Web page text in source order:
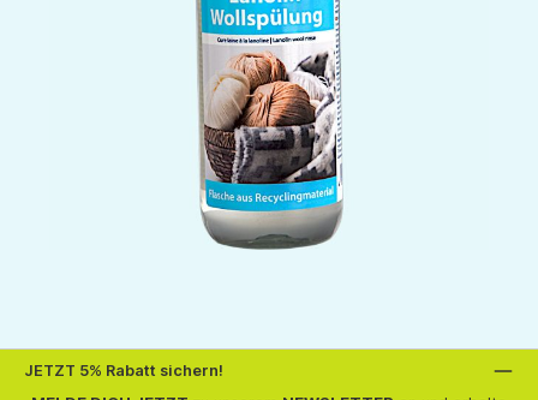
JETZT 5% Rabatt sichern!